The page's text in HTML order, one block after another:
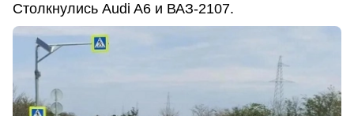
Столкнулись Audi A6 и ВАЗ-2107.